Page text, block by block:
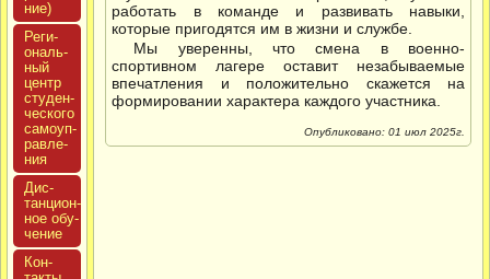
ние)
Реги­
ональ­
ный
центр
сту­ден­
ческо­го
са­мо­уп­
равле­
ния
Дис­
танци­он­
ное обу­
чение
Кон­
работать в команде и развивать навыки,
которые пригодятся им в жизни и службе.
Мы уверенны, что смена в военно-
спортивном лагере оставит незабываемые
впечатления и положительно скажется на
формировании характера каждого участника.
Опубликовано: 01 июл 2025г.